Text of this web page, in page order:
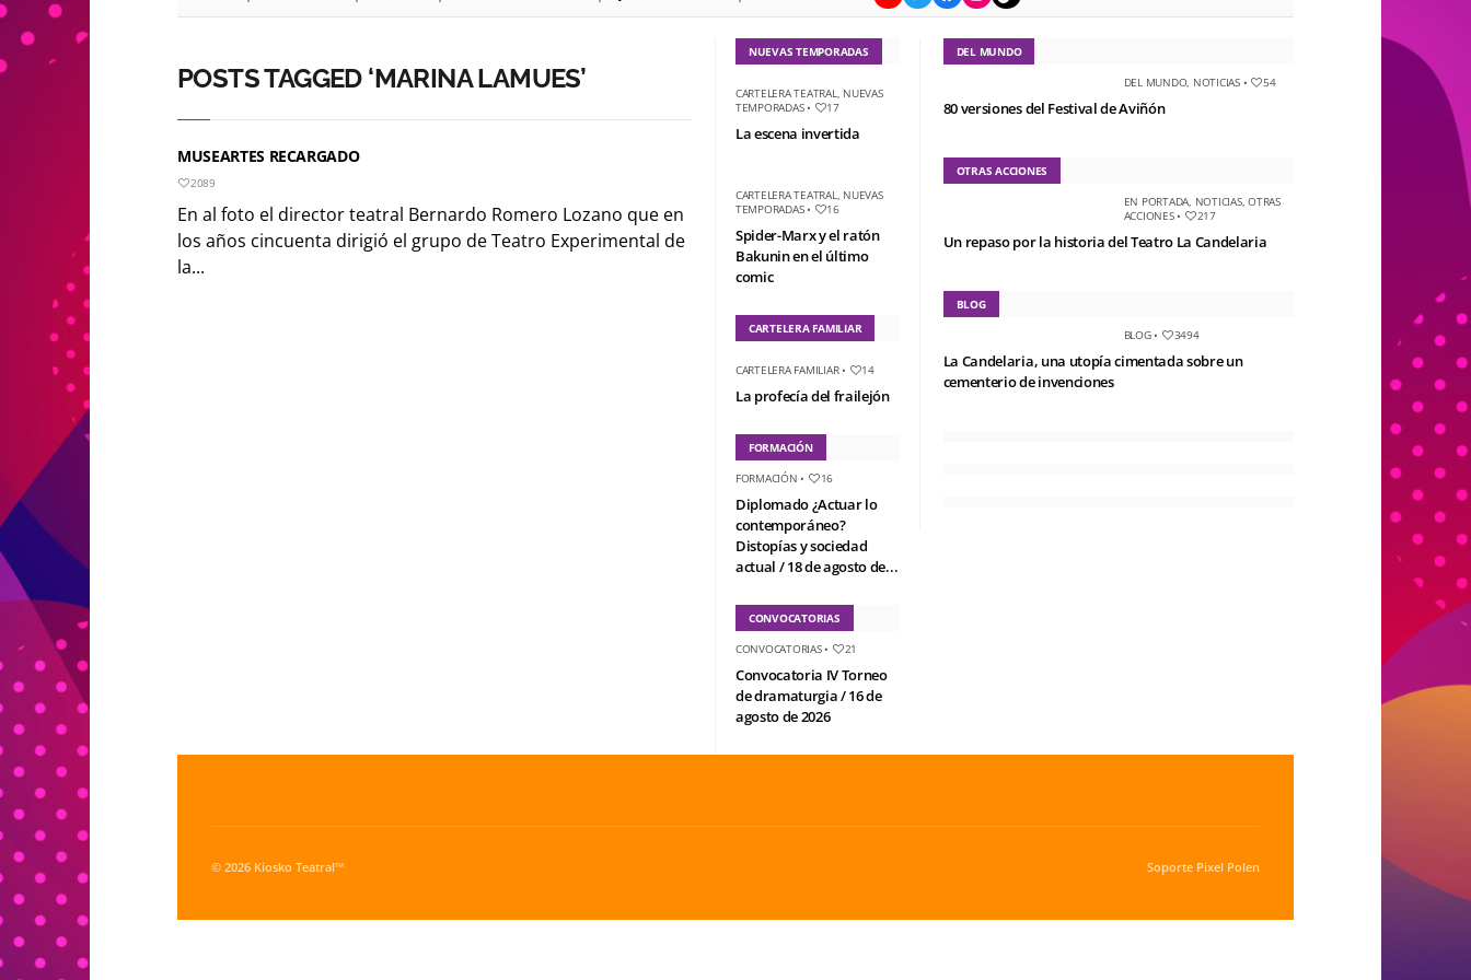
POSTS TAGGED ‘MARINA LAMUES’
MUSEARTES RECARGADO
2089
En al foto el director teatral Bernardo Romero Lozano que en
los años cincuenta dirigió el grupo de Teatro Experimental de
la...
NUEVAS TEMPORADAS
CARTELERA TEATRAL, NUEVAS
TEMPORADAS• 17
La escena invertida
CARTELERA TEATRAL, NUEVAS
TEMPORADAS• 16
Spider-Marx y el ratón
Bakunin en el último
comic
CARTELERA FAMILIAR
CARTELERA FAMILIAR• 14
La profecía del frailejón
FORMACIÓN
FORMACIÓN • 16
Diplomado ¿Actuar lo
contemporáneo?
Distopías y sociedad
actual / 18 de agosto de...
CONVOCATORIAS
CONVOCATORIAS• 21
Convocatoria IV Torneo
de dramaturgia / 16 de
agosto de 2026
DEL MUNDO
DEL MUNDO, NOTICIAS• 54
80 versiones del Festival de Aviñón
OTRAS ACCIONES
EN PORTADA, NOTICIAS,OTRAS
ACCIONES• 217
Un repaso por la historia del Teatro La Candelaria
BLOG
BLOG• 3494
La Candelaria, una utopía cimentada sobre un
cementerio de invenciones
© 2026 Kiosko Teatral™ Soporte Pixel Polen